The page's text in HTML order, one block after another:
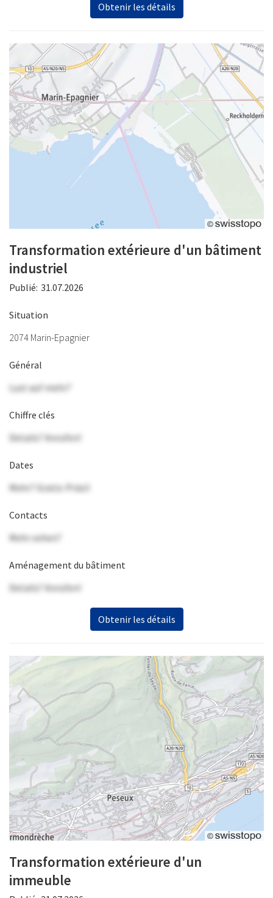
Obtenir les détails
Transformation extérieure d'un bâtiment
industriel
Publié: 31.07.2026
Situation
2074 Marin-Epagnier
Général
Lust auf mehr?
Chiffre clés
Details? Anrufen!
Dates
Mehr? Gratis-Präsi!
Contacts
Mehr sehen?
Aménagement du bâtiment
Details? Anrufen!
Obtenir les détails
Transformation extérieure d'un
immeuble